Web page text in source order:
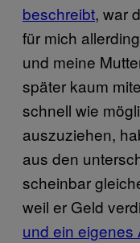
beschreibt, war
für mich
und meine
später kaum
schnell wie
auszuziehen,
aus den
scheinbar
weil er Geld
und ein eigenes